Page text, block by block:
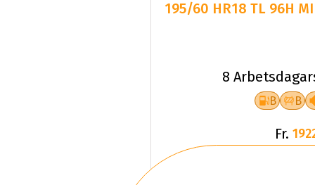
195/60 HR18 TL 96H MI
8
B B
Fr.